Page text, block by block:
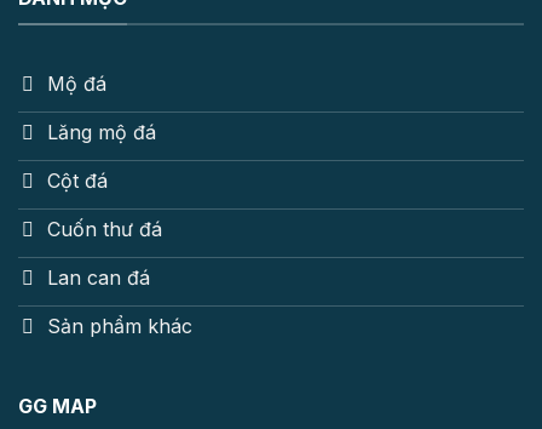
Mộ đá
Lăng mộ đá
Cột đá
Cuốn thư đá
Lan can đá
Sản phẩm khác
GG MAP